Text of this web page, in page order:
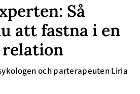
Så
att fastna i en
och parterapeuten Liria